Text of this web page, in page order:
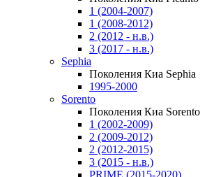
1 (2004-2007)
1 (2008-2012)
2 (2012 - н.в.)
3 (2017 - н.в.)
Sephia
Поколения Киа Sephia
1995-2000
Sorento
Поколения Киа Sorento
1 (2002-2009)
2 (2009-2012)
2 (2012-2015)
3 (2015 - н.в.)
PRIME (2015-2020)